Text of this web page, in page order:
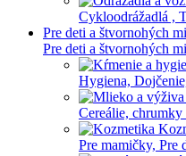
Cykloodrážadlá ,
Pre deti a štvornohých
Pre deti a štvornohých
Hygiena,
Cereálie, chrumky
Pre mamičky, Pre